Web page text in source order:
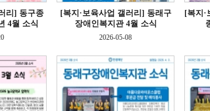
리] 동구종
4월 소식
[복지·보육사업 갤러리] 동래구
장애인복지관 4월 소식
2026-05-08
[복지·